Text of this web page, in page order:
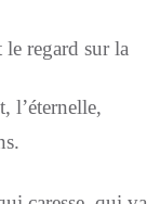
le regard sur la
l’éternelle,